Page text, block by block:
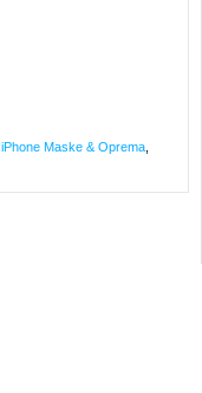
iPhone Maske & Oprema